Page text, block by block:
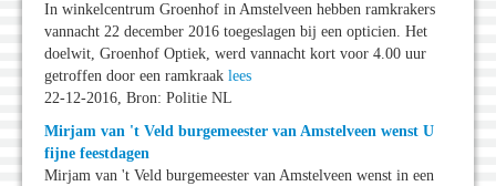
In winkelcentrum Groenhof in Amstelveen hebben ramkrakers
vannacht 22 december 2016 toegeslagen bij een opticien. Het
doelwit, Groenhof Optiek, werd vannacht kort voor 4.00 uur
getroffen door een ramkraak lees
22-12-2016, Bron: Politie NL
Mirjam van 't Veld burgemeester van Amstelveen wenst U
fijne feestdagen
Mirjam van 't Veld burgemeester van Amstelveen wenst in een